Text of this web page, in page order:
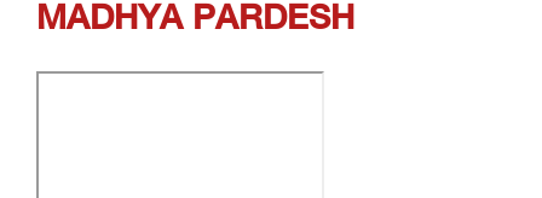
MADHYA PARDESH